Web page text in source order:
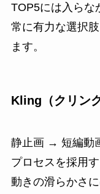
TOP5には入らな
常に有力な選択
ます。
Kling（クリング
静止画 → 短編動
プロセスを採用す
動きの滑らかさ